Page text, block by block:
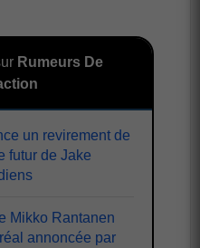
Rumeurs De
un revirement de
futur de Jake
Mikko Rantanen
annoncée par